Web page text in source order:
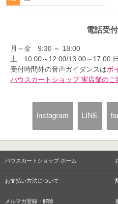
電話受
月～金 9:30 ～ 18:00
土 10:00～12:00/13:00～17:00
受付時間外の音声ガイダンスはボ
パウスカートショップ 実店舗のご
Instagram LINE
パウスカートショップ ホーム
お支払い方法について
メルマガ登録・解除